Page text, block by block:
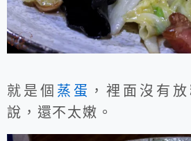
就是個 蒸蛋 ，裡面沒有
說，還不太嫩。